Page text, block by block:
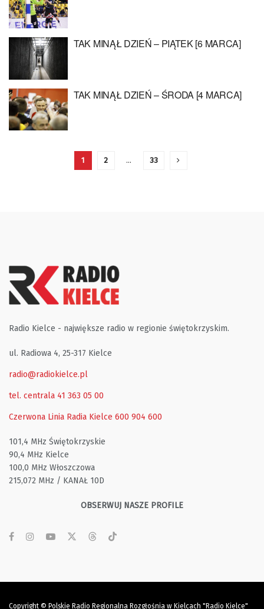
TAK MINĄŁ DZIEŃ – PIĄTEK [6 MARCA]
TAK MINĄŁ DZIEŃ – ŚRODA [4 MARCA]
1 2 … 33
Radio Kielce - największe radio w regionie świętokrzyskim.
ul. Radiowa 4, 25-317 Kielce
radio@radiokielce.pl
tel. centrala 41 363 05 00
Czerwona Linia Radia Kielce 600 904 600
101,4 MHz Świętokrzyskie
90,4 MHz Kielce
100,0 MHz Włoszczowa
215,072 MHz / KANAŁ 10D
OBSERWUJ NASZE PROFILE
Copyright © Polskie Radio Regionalna Rozgłośnia w Kielcach "Radio Kielce"